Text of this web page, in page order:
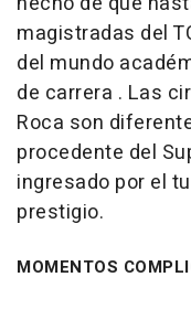
magistradas del
del mundo
de carrera . Las
Roca son
procedente del
ingresado por el
prestigio.
MOMENTOS